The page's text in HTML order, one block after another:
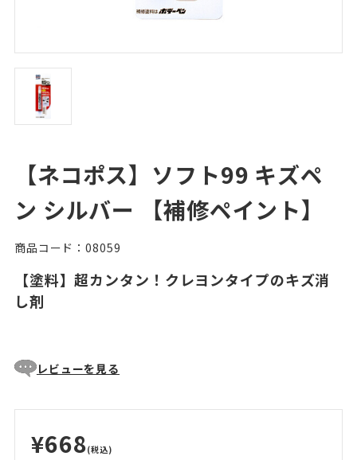
【ネコポス】ソフト99 キズペ
ン シルバー 【補修ペイント】
商品コード：08059
【塗料】超カンタン！クレヨンタイプのキズ消
し剤
レビューを見る
¥668(税込)